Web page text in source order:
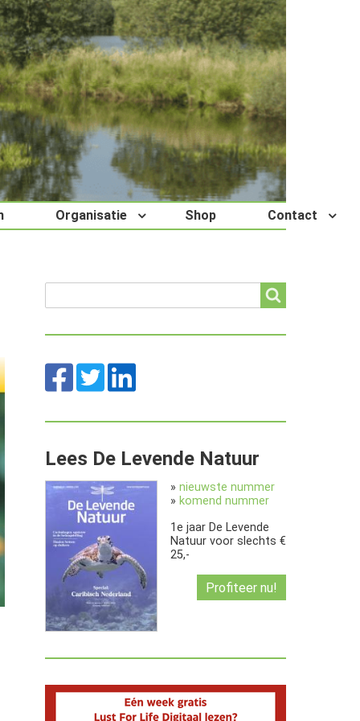
Organisatie Shop Contact
Lees De Levende Natuur
» nieuwste nummer
» komend nummer
1e jaar De Levende
Natuur voor slechts €
25,-
Profiteer nu!